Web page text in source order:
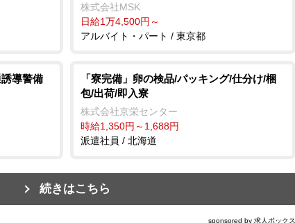
株式会社MSK
日給1万4,500円～
アルバイト・パート / 東京都
導警備
「寮完備」卵の検品/パッキング/仕分け/梱
包/出荷/即入寮
株式会社京栄センター
時給1,350円～1,688円
派遣社員 / 北海道
続きはこちら
sponsored by 求人ボックス